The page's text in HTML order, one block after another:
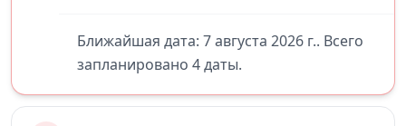
Ближайшая дата: 7 августа 2026 г.. Всего
запланировано 4 даты.